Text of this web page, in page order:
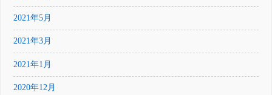
2021年5月
2021年3月
2021年1月
2020年12月